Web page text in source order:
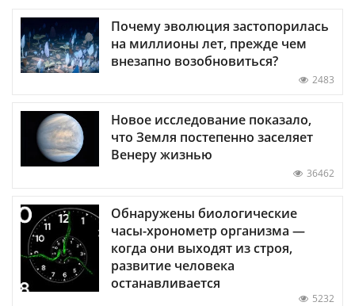
Почему эволюция застопорилась
на миллионы лет, прежде чем
внезапно возобновиться?
2483
Новое исследование показало,
что Земля постепенно заселяет
Венеру жизнью
36462
Обнаружены биологические
часы-хронометр организма —
когда они выходят из строя,
развитие человека
останавливается
5232